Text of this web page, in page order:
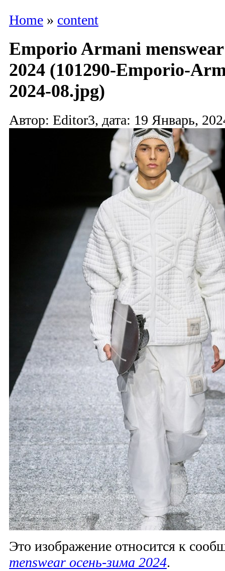
Home » content
Emporio Armani
2024 (101290-Emporio-
2024-08.jpg)
Автор: Editor3, дата: 19 Январь,
Это изображение относится к
menswear осень-зима 2024.